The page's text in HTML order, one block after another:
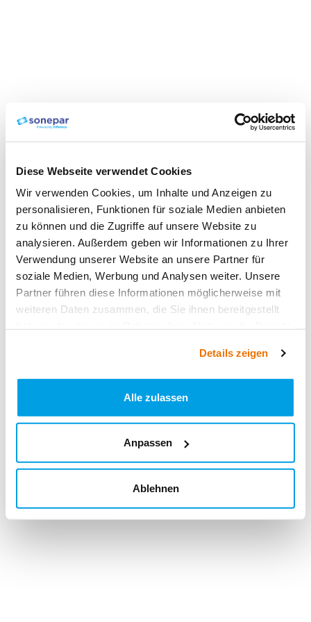
Diese Webseite verwendet Cookies
Wir verwenden Cookies, um Inhalte und Anzeigen zu
personalisieren, Funktionen für soziale Medien anbieten
zu können und die Zugriffe auf unsere Website zu
analysieren. Außerdem geben wir Informationen zu Ihrer
Verwendung unserer Website an unsere Partner für
soziale Medien, Werbung und Analysen weiter. Unsere
Partner führen diese Informationen möglicherweise mit
weiteren Daten zusammen, die Sie ihnen bereitgestellt
Details zeigen
Alle zulassen
Anpassen
Ablehnen